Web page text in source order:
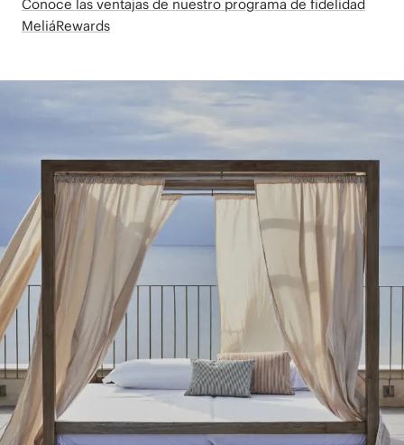
Conoce las ventajas de nuestro programa de fidelidad
MeliáRewards